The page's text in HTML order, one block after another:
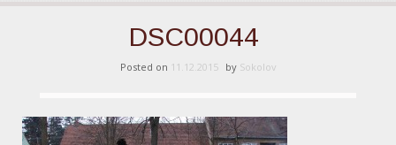
DSC00044
Posted on 11.12.2015 by Sokolov